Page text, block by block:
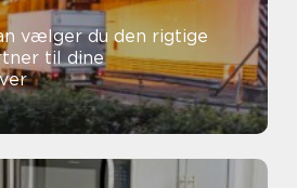
vælger du den rigtige
til dine